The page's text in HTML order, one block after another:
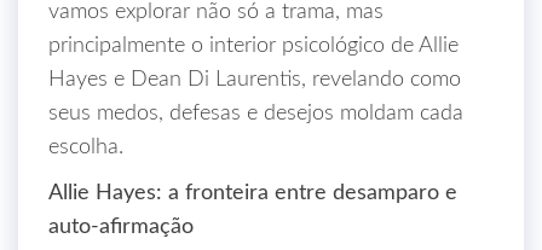
vamos explorar não só a trama, mas
principalmente o interior psicológico de Allie
Hayes e Dean Di Laurentis, revelando como
seus medos, defesas e desejos moldam cada
escolha.
Allie Hayes: a fronteira entre desamparo e
auto‑afirmação